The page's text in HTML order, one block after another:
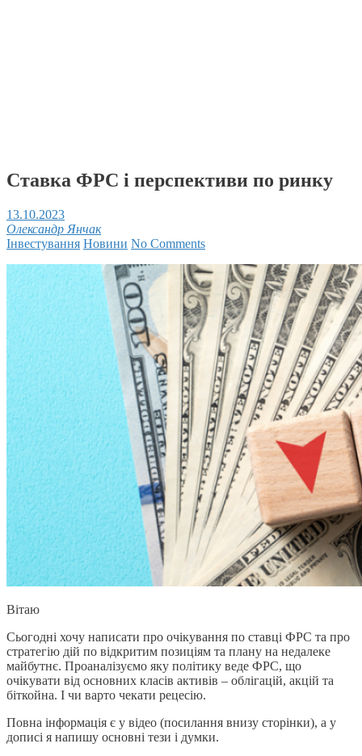
Ставка ФРС і перспективи по ринку
13.10.2023
Олександр Янчак
Інвестування Новини No Comments
Вітаю
Сьогодні хочу написати про очікування по ставці ФРС та про
стратегію дій по відкритим позиціям та плану на недалеке
майбутнє. Проаналізуємо яку політику веде ФРС, що
очікувати від основних класів активів – облігацій, акцій та
біткойна. І чи варто чекати рецесію.
Повна інформація є у відео (посилання внизу сторінки), а у
дописі я напишу основні тези і думки.